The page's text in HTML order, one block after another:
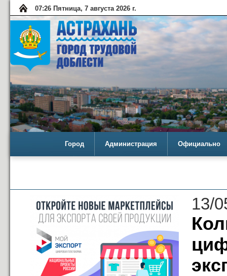
07:26 Пятница, 7 августа 2026 г.
Город Администрация Официально
13/